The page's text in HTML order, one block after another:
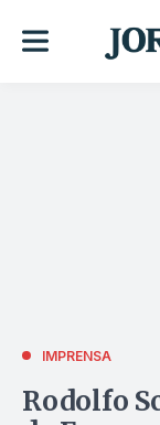
IMPRENSA
Rodolfo